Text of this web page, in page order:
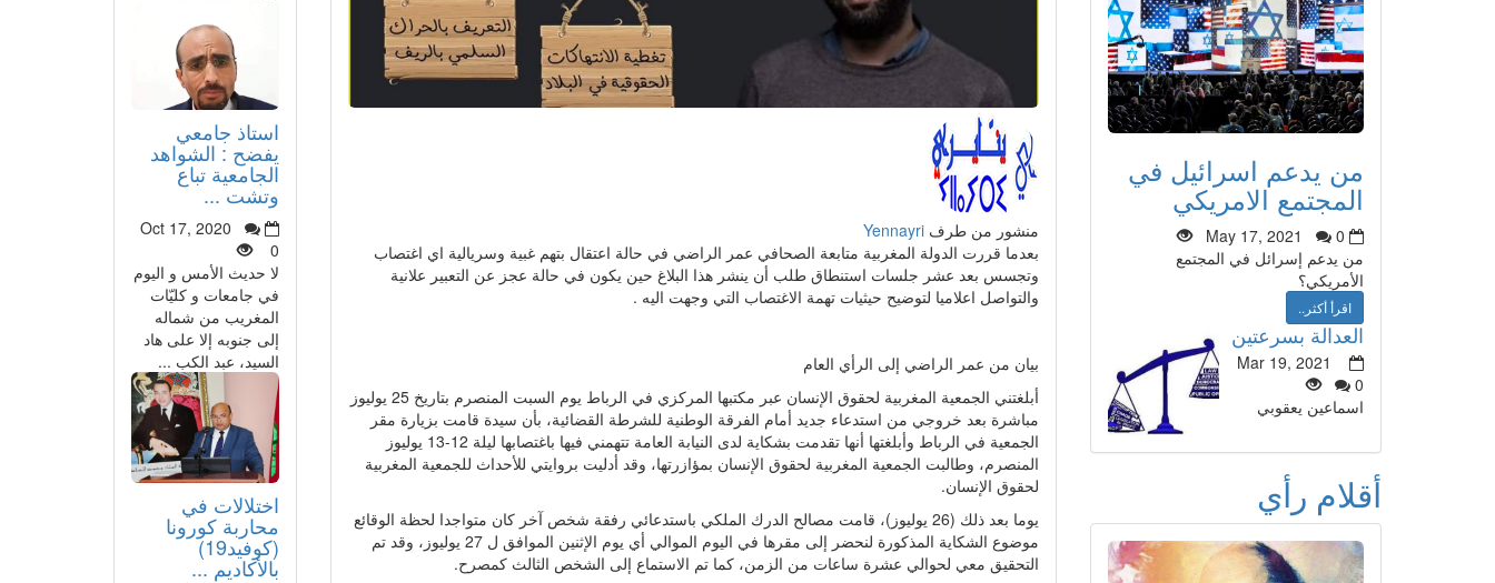
استاذ جامعي
يفضح : الشواهد
الجامعية تباع
وتشت ...
Oct 17, 2020
0
لا حديث الأمس و اليوم
في جامعات و كليّات
المغريب من شماله
إلى جنوبه إلا على هاد
السيد، عبد الكب ...
اختلالات في
محاربة كورونا
(كوفيد19)
بالأكاديم ...
منشور من طرفYennayri
بعدما قررت الدولة المغربية متابعة الصحافي عمر الراضي في حالة اعتقال بتهم غبية وسريالية اي اغتصاب
وتجسس بعد عشر جلسات استنطاق طلب أن ينشر هذا البلاغ حين يكون في حالة عجز عن التعبير علانية
والتواصل اعلاميا لتوضيح حيثيات تهمة الاغتصاب التي وجهت اليه .
بيان من عمر الراضي إلى الرأي العام
أبلغتني الجمعية المغربية لحقوق الإنسان عبر مكتبها المركزي في الرباط يوم السبت المنصرم بتاريخ 25 يوليوز
مباشرة بعد خروجي من استدعاء جديد أمام الفرقة الوطنية للشرطة القضائية، بأن سيدة قامت بزيارة مقر
الجمعية في الرباط وأبلغتها أنها تقدمت بشكاية لدى النيابة العامة تتهمني فيها باغتصابها ليلة 12-13 يوليوز
المنصرم، وطالبت الجمعية المغربية لحقوق الإنسان بمؤازرتها، وقد أدليت بروايتي للأحداث للجمعية المغربية
لحقوق الإنسان.
يوما بعد ذلك (26 يوليوز)، قامت مصالح الدرك الملكي باستدعائي رفقة شخص آخر كان متواجدا لحظة الوقائع
موضوع الشكاية المذكورة لنحضر إلى مقرها في اليوم الموالي أي يوم الإثنين الموافق ل 27 يوليوز، وقد تم
التحقيق معي لحوالي عشرة ساعات من الزمن، كما تم الاستماع إلى الشخص الثالث كمصرح.
من يدعم اسرائيل في
المجتمع الامريكي
May 17, 2021
0
من يدعم إسرائل في المجتمع
الأمريكي؟
اقرأ أكثر..
العدالة بسرعتين
Mar 19, 2021
0
اسماعين يعقوبي
أقلام رأي